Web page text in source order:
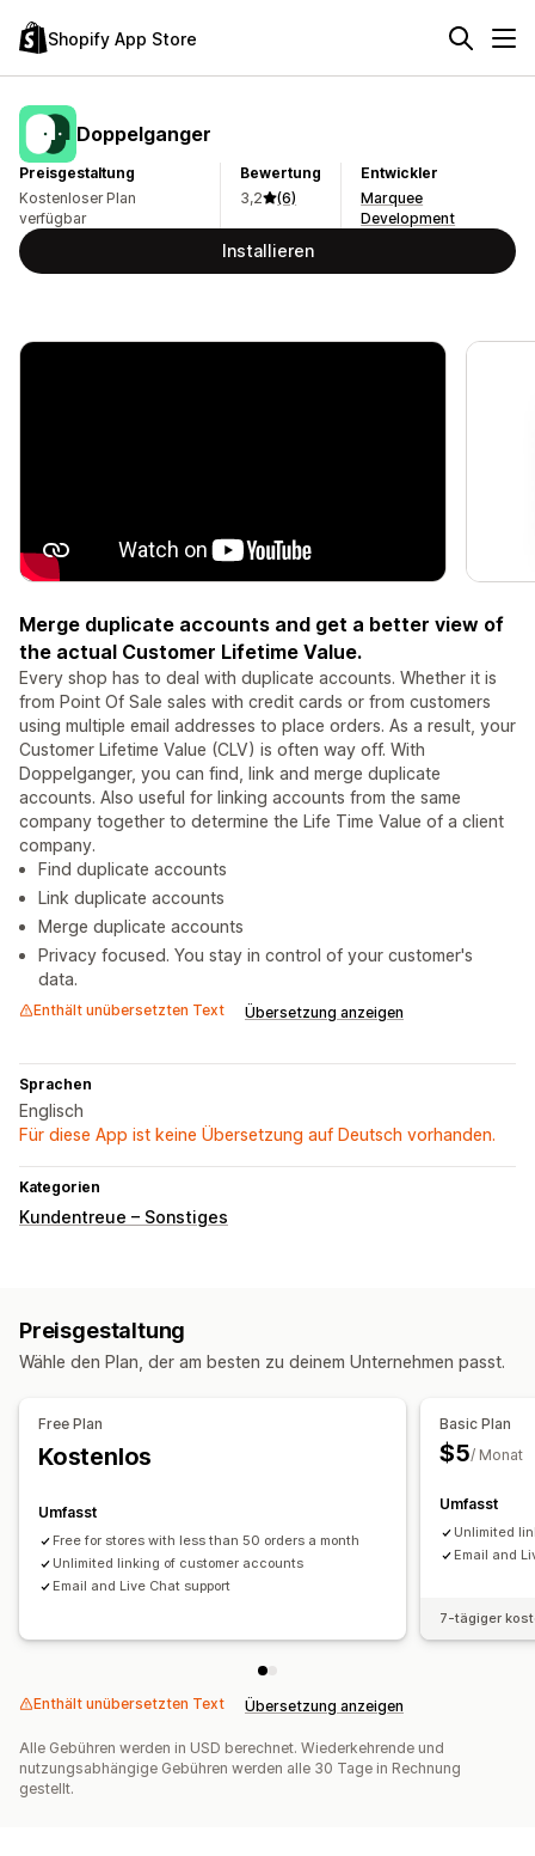
Shopify App Store
Doppelganger
Preisgestaltung
Kostenloser Plan
verfügbar
Bewertung
3,2
(6)
Entwickler
Marquee
Development
Installieren
Merge duplicate accounts and get a better view of
the actual Customer Lifetime Value.
Every shop has to deal with duplicate accounts. Whether it is
from Point Of Sale sales with credit cards or from customers
using multiple email addresses to place orders. As a result, your
Customer Lifetime Value (CLV) is often way off. With
Doppelganger, you can find, link and merge duplicate
accounts. Also useful for linking accounts from the same
company together to determine the Life Time Value of a client
company.
Find duplicate accounts
Link duplicate accounts
Merge duplicate accounts
Privacy focused. You stay in control of your customer's
data.
Enthält unübersetzten Text Übersetzung anzeigen
Sprachen
Englisch
Für diese App ist keine Übersetzung auf Deutsch vorhanden.
Kategorien
Kundentreue – Sonstiges
Preisgestaltung
Wähle den Plan, der am besten zu deinem Unternehmen passt.
Free Plan
Kostenlos
Umfasst
Free for stores with less than 50 orders a month
Unlimited linking of customer accounts
Email and Live Chat support
Basic Plan
$5/ Monat
Umfasst
Unlimited
Email and
7-tägiger
Enthält unübersetzten Text Übersetzung anzeigen
Alle Gebühren werden in USD berechnet. Wiederkehrende und
nutzungsabhängige Gebühren werden alle 30 Tage in Rechnung
gestellt.